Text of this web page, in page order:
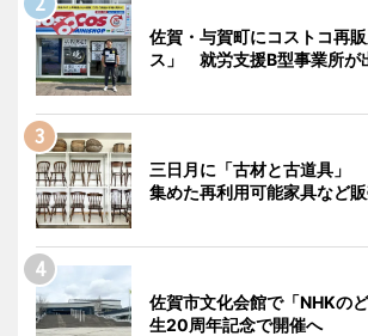
佐賀・与賀町にコストコ再
ス」 就労支援B型事業所が
三日月に「古材と古道具」
集めた再利用可能家具など
佐賀市文化会館で「NHKの
生20周年記念で開催へ